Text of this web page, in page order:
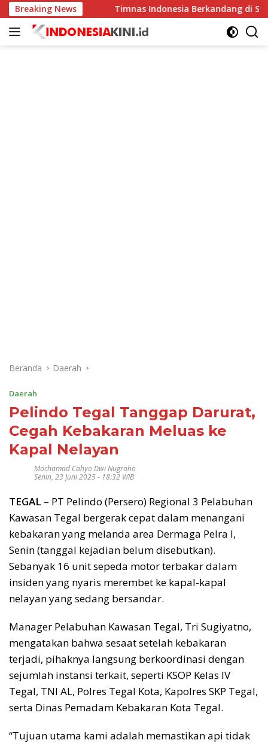
Langsung
ke
konten
Breaking News
Meningkat Timnas Indonesia Berkandang di
Beranda Daerah
Daerah
Pelindo Tegal Tanggap Darurat,
Cegah Kebakaran Meluas ke
Kapal Nelayan
Mochamad Cahyo Dwi Nugroho
Senin, 23 Juni 2025 - 18:32 WIB
TEGAL – PT Pelindo (Persero) Regional 3 Pelabuhan
Kawasan Tegal bergerak cepat dalam menangani
kebakaran yang melanda area Dermaga Pelra I,
Senin (tanggal kejadian belum disebutkan).
Sebanyak 16 unit sepeda motor terbakar dalam
insiden yang nyaris merembet ke kapal-kapal
nelayan yang sedang bersandar.
Manager Pelabuhan Kawasan Tegal, Tri Sugiyatno,
mengatakan bahwa sesaat setelah kebakaran
terjadi, pihaknya langsung berkoordinasi dengan
sejumlah instansi terkait, seperti KSOP Kelas IV
Tegal, TNI AL, Polres Tegal Kota, Kapolres SKP Tegal,
serta Dinas Pemadam Kebakaran Kota Tegal.
“Tujuan utama kami adalah memastikan api tidak